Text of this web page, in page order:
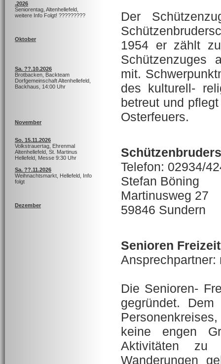
.2026
Seniorentag, Altenhellefeld,
weitere Info Folgt! ?????????
Oktober
Sa. ??.10.2026
Brotbacken, Backteam
Dorfgemeinschaft Altenhellefeld,
Backhaus, 14:00 Uhr
November
So. 15.11.2026
Volkstrauertag, Ehrenmal
Altenhellefeld, St. Martinus
Hellefeld, Messe 9:30 Uhr
Sa. ??.11.2026
Weihnachtsmarkt, Hellefeld, Info
folgt
Dezember
Der
1954 er zählt
Schützenzuges
mit.
des kulturell-
betreut und
Osterfeuers.
Telefon: 02934/
Stefan Böning
Martinusweg 27
59846 Sundern
Senioren
Ansprechpartner:
Die Senioren-
gegründet.
keine engen
Aktivitäten zu
Wanderungen